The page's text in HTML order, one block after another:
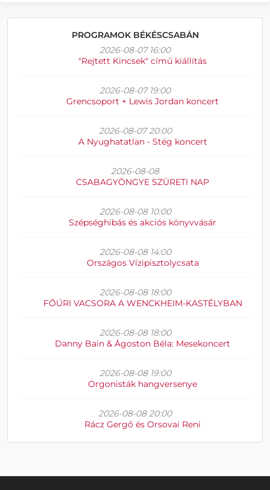
PROGRAMOK BÉKÉSCSABÁN
2026-08-07 16:00
"Rejtett Kincsek" című kiállítás
2026-08-07 19:00
Grencsoport + Lewis Jordan koncert
2026-08-07 20:00
A Nyughatatlan - Stég koncert
2026-08-08
CSABAGYÖNGYE SZÜRETI NAP
2026-08-08 10:00
Szépséghibás és akciós könyvvásár
2026-08-08 14:00
Országos Vízipisztolycsata
2026-08-08 18:00
FŐÚRI VACSORA A WENCKHEIM-KASTÉLYBAN
2026-08-08 18:00
Danny Bain & Ágoston Béla: Mesekoncert
2026-08-08 19:00
Orgonisták hangversenye
2026-08-08 20:00
Rácz Gergő és Orsovai Reni